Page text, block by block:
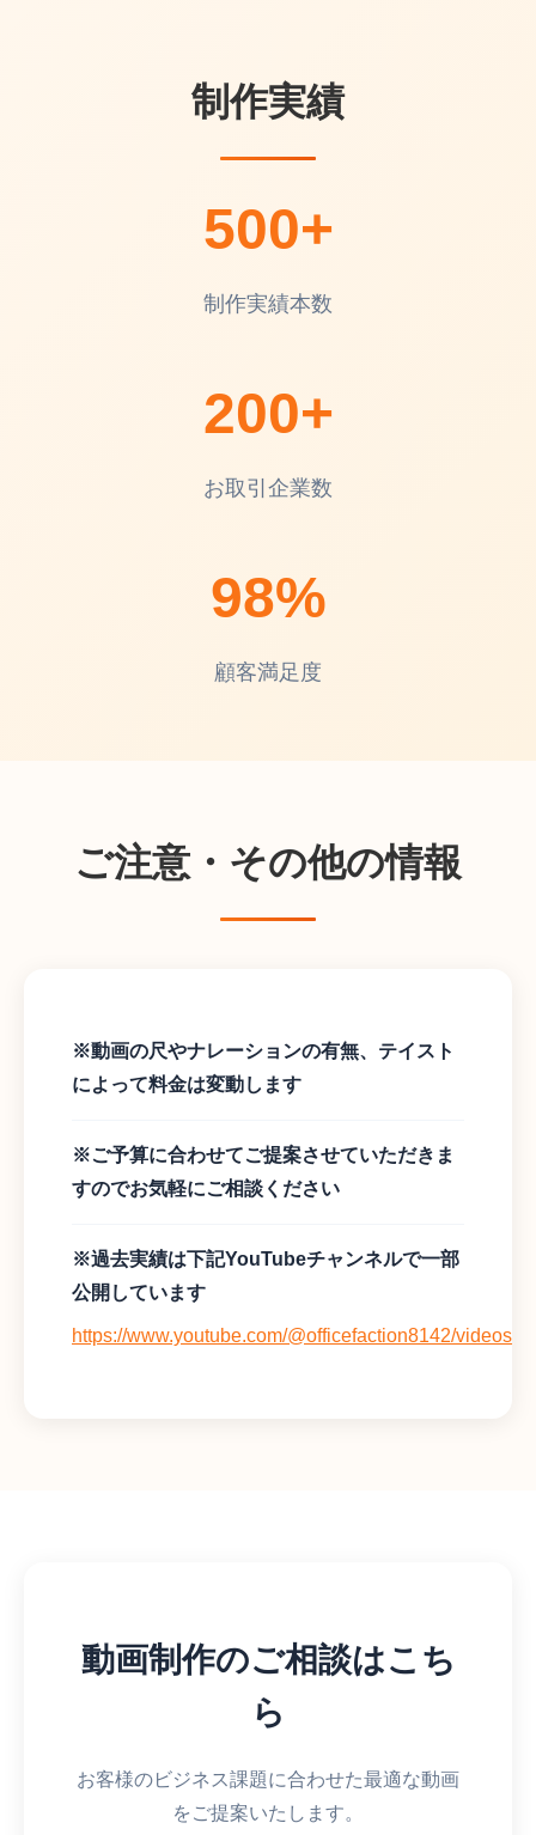
制作実績
500+
制作実績本数
200+
お取引企業数
98%
顧客満足度
ご注意・その他の情報
※動画の尺やナレーションの有無、テイスト
によって料金は変動します
※ご予算に合わせてご提案させていただきま
すのでお気軽にご相談ください
※過去実績は下記YouTubeチャンネルで一部
公開しています
https://www.youtube.com/@officefaction8142/videos
動画制作のご相談はこち
ら
お客様のビジネス課題に合わせた最適な動画
をご提案いたします。